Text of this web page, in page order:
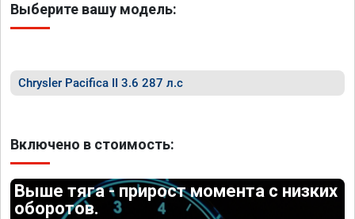
Выберите вашу модель:
Chrysler Pacifica II 3.6 287 л.с
Включено в стоимость:
Выше тяга - прирост момента с низких
оборотов.